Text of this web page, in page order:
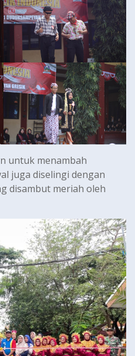
untuk menambah
juga diselingi dengan
disambut meriah oleh